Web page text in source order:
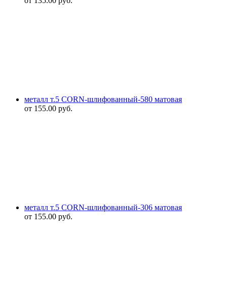
металл т.5 CORN-шлифованный-580 матовая
от 155.00 руб.
металл т.5 CORN-шлифованный-306 матовая
от 155.00 руб.